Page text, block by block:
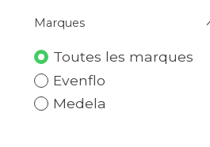
Marques
Toutes les marques
Evenflo
Medela